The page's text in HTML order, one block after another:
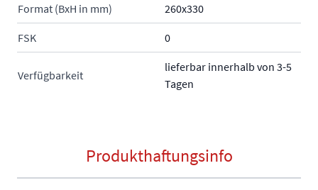
Format (BxH in mm) 260x330
FSK 0
Verfügbarkeit
lieferbar innerhalb von 3-5
Tagen
Produkthaftungsinfo